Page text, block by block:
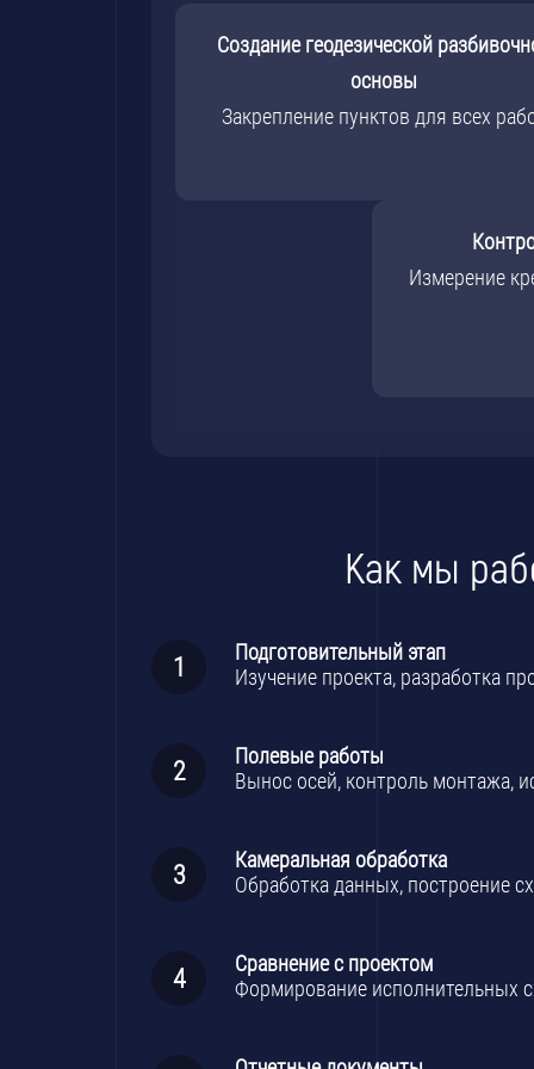
Создание геодезической
основы
Закрепление пунктов для всех
Измерение
Как мы
Подготовительный этап
Изучение проекта, разработка
Полевые работы
Вынос осей, контроль монтажа,
Камеральная обработка
Обработка данных, построение
Сравнение с проектом
Формирование исполнительных